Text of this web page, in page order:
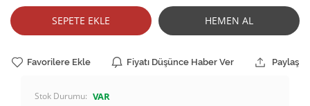
SEPETE EKLE HEMEN AL
Favorilere Ekle Fiyatı Düşünce Haber Ver Paylaş
Stok Durumu: VAR